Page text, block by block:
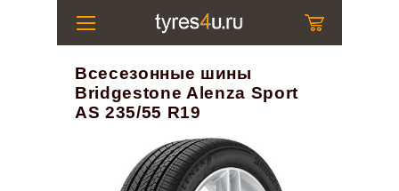
Всесезонные шины
Bridgestone Alenza Sport
AS 235/55 R19